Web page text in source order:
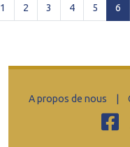
1 2 3 4 5 6
A propos de nous